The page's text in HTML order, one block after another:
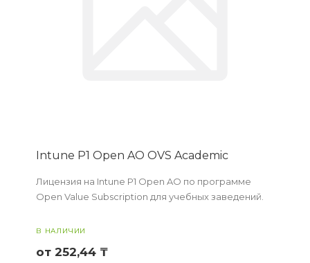
Intune P1 Open AO OVS Academic
Лицензия на Intune P1 Open AO по программе
Open Value Subscription для учебных заведений.
В НАЛИЧИИ
от 252,44 ₸